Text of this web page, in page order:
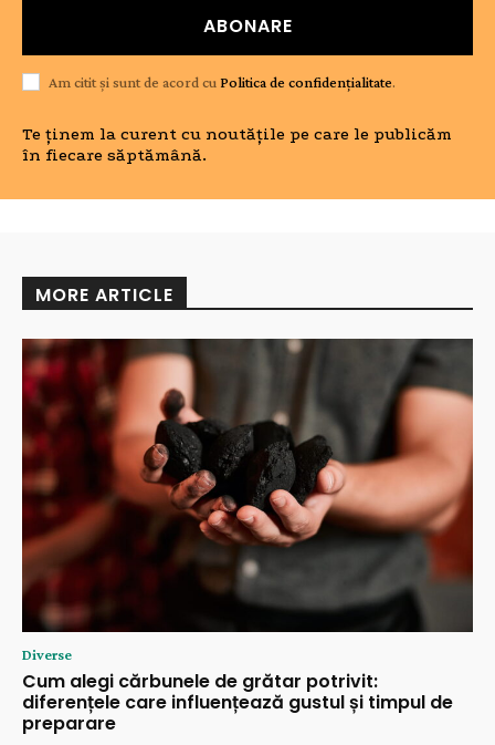
ABONARE
Am citit și sunt de acord cu Politica de confidențialitate.
Te ținem la curent cu noutățile pe care le publicăm
în fiecare săptămână.
MORE ARTICLE
Diverse
Cum alegi cărbunele de grătar potrivit:
diferențele care influențează gustul și timpul de
preparare